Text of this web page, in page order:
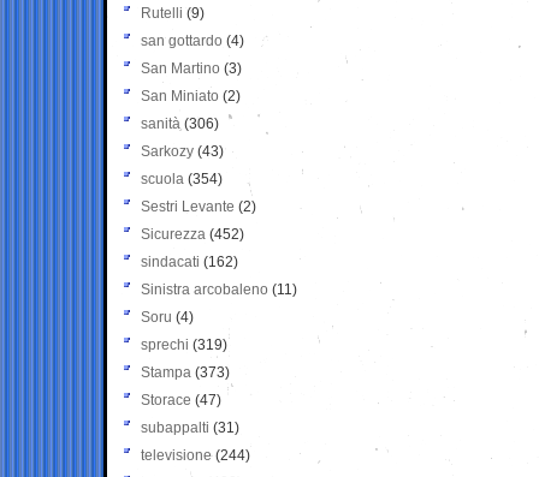
Rutelli (9)
san gottardo (4)
San Martino (3)
San Miniato (2)
sanità (306)
Sarkozy (43)
scuola (354)
Sestri Levante (2)
Sicurezza (452)
sindacati (162)
Sinistra arcobaleno (11)
Soru (4)
sprechi (319)
Stampa (373)
Storace (47)
subappalti (31)
televisione(244)